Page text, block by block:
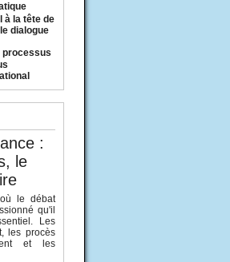
à la tête de
dialogue
processus
:
le
le débat
qu'il
Les
les procès
et les